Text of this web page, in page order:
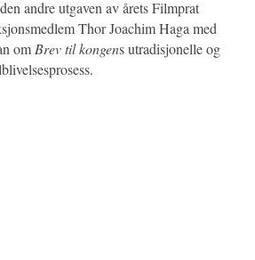
andre utgaven av årets Filmprat
Thor Joachim Haga med
om Brev til kongens utradisjonelle og